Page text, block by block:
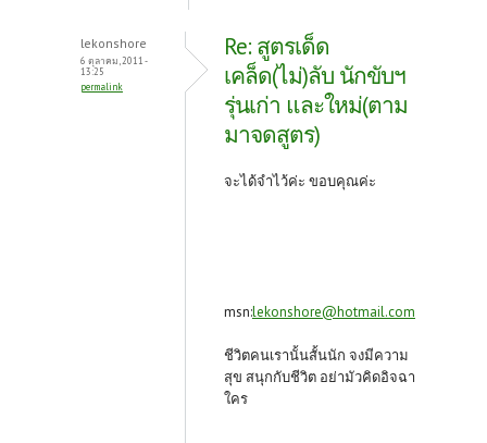
lekonshore
6 ตุลาคม, 2011 -
13:25
permalink
Re: สูตรเด็ด
เคล็ด(ไม่)ลับ นักขับฯ
รุ่นเก่า และใหม่(ตาม
มาจดสูตร)
จะได้จำไว้ค่ะ ขอบคุณค่ะ
msn:lekonshore@hotmail.com
ชีวิตคนเรานั้นสั้นนัก จงมีความ
สุข สนุกกับชีวิต อย่ามัวคิดอิจฉา
ใคร